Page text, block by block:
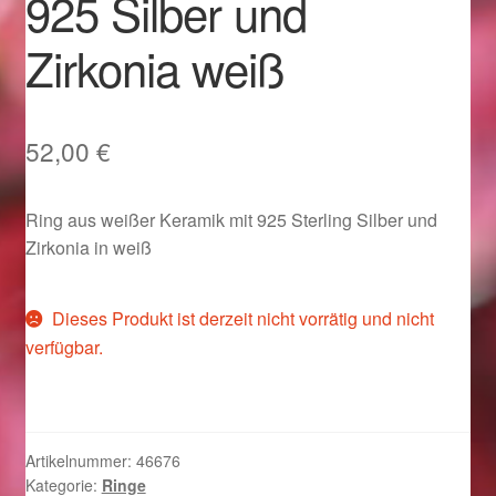
Im Gedenken an
Impressum
Karneval 2015 – Schmuck zu Fasching & Co.
Karneval 2020 – Schmuck zu Fasching & Co.
Kasse
Zirkonia weiß
52,00 €
Ring aus weißer Keramik mit 925 Sterling Silber und
Zirkonia in weiß
Dieses Produkt ist derzeit nicht vorrätig und nicht
verfügbar.
Artikelnummer: 46676
Kategorie: Ringe